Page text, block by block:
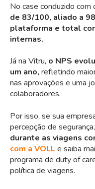
No case conduzido com
de 83/100, aliado a
plataforma e total
internas.
Já na Vitru, o NPS
um ano, refletindo
nas aprovações e uma
colaboradores.
Por isso, se sua
percepção de segurança,
durante as viagens
com a VOLLe saiba
programa de duty of
política de viagens.